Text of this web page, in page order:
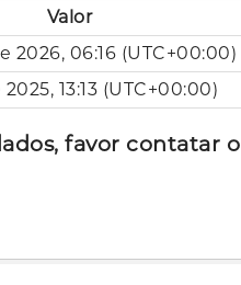
Valor
2026, 06:16 (UTC+00:00)
13:13 (UTC+00:00)
favor contatar o